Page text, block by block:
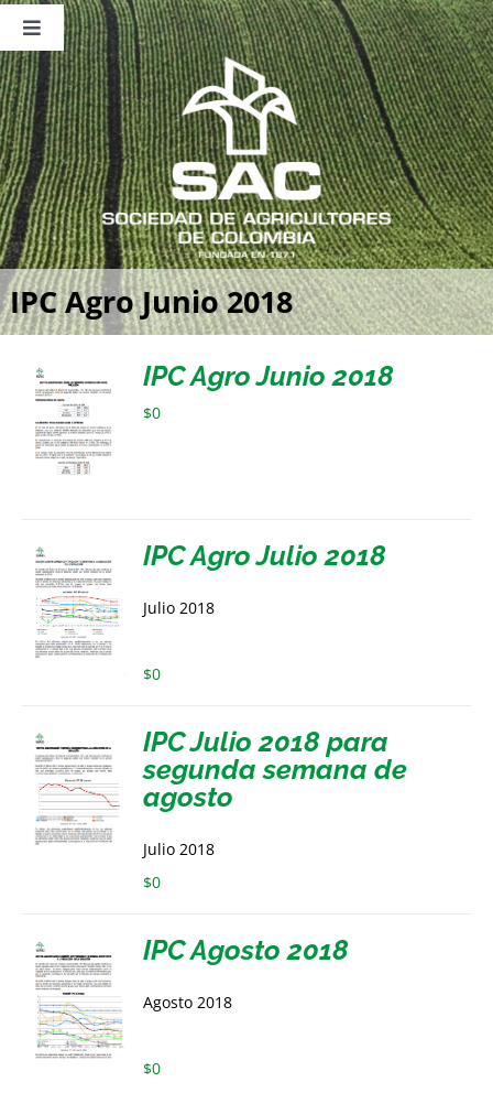
Saltar
contenido
Toggle
Navigation
Nosotros
Publicaciones
Sala de Prensa
Eventos
IPC Agro Junio 2018
IPC Agro Junio 2018
$0
IPC Agro Julio 2018
Julio 2018
$0
IPC Julio 2018 para
segunda semana de
agosto
Julio 2018
$0
IPC Agosto 2018
Agosto 2018
$0